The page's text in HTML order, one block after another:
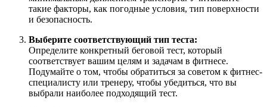
такие факторы, как погодные условия, тип поверхности
и безопасность.
Выберите соответствующий тип теста:
Определите конкретный беговой тест, который
соответствует вашим целям и задачам в фитнесе.
Подумайте о том, чтобы обратиться за советом к фитнес-
специалисту или тренеру, чтобы убедиться, что вы
выбрали наиболее подходящий тест.